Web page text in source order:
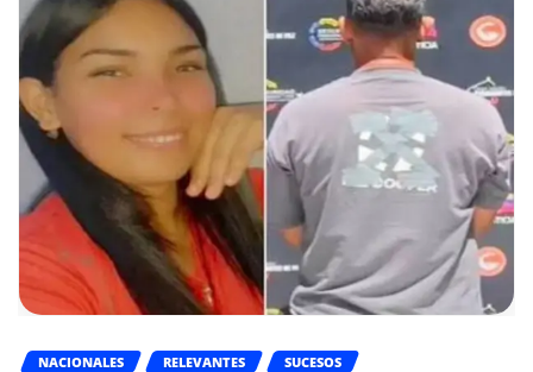
NACIONALES RELEVANTES
SUCESOS